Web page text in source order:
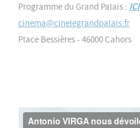
Programme du Grand Palais :ICI
cinema@cinelegrandpalais.fr
Place Bessières - 46000 Cahors